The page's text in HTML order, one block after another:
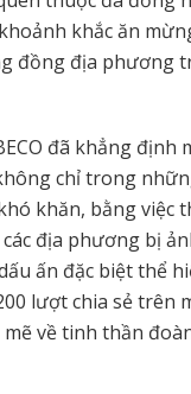
khắc ăn
đồng địa phương
đã khẳng định
chỉ trong
khăn, bằng việc
địa phương bị
ấn đặc biệt thể
lượt chia sẻ trên
về tinh thần